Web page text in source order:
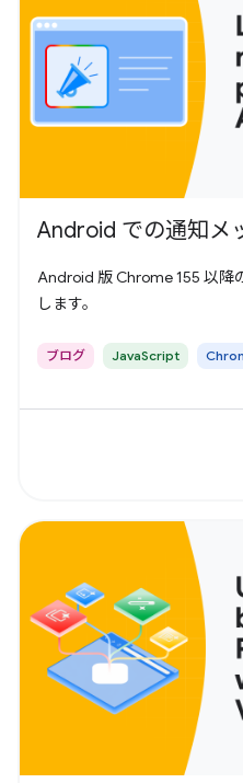
Android での通知メ
Android 版 Chrome 155 以降
します。
ブログ JavaScript